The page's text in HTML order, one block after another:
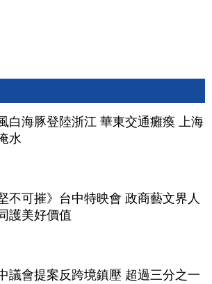
白海豚登陸浙江 華東交通癱瘓 上海
水
堅不可摧》台中特映會 政商藝文界人
護美好價值
議會提案反跨境鎮壓 超過三分之一